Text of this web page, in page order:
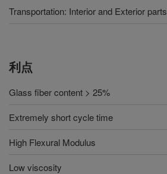
Transportation: Interior and Exterior parts
利点
Glass fiber content > 25%
Extremely short cycle time
High Flexural Modulus
Low viscosity